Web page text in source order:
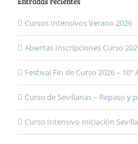
Cursos Intensivos Verano 2026
Abiertas Inscripciones Curso
Festival Fin de Curso 2026 – 10º
Curso de Sevillanas – Repaso y
Curso Intensivo Iniciación